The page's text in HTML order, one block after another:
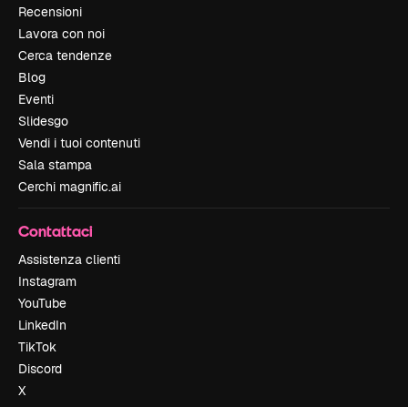
Recensioni
Lavora con noi
Cerca tendenze
Blog
Eventi
Slidesgo
Vendi i tuoi contenuti
Sala stampa
Cerchi magnific.ai
Contattaci
Assistenza clienti
Instagram
YouTube
LinkedIn
TikTok
Discord
X